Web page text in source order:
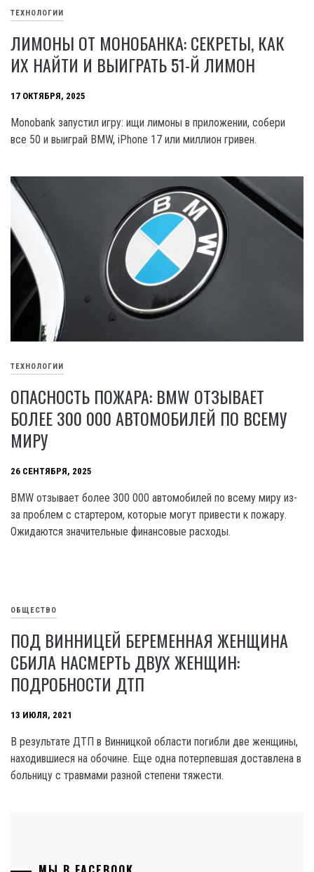
ТЕХНОЛОГИИ
ЛИМОНЫ ОТ МОНОБАНКА: СЕКРЕТЫ, КАК
ИХ НАЙТИ И ВЫИГРАТЬ 51-Й ЛИМОН
17 ОКТЯБРЯ, 2025
Monobank запустил игру: ищи лимоны в приложении, собери
все 50 и выиграй BMW, iPhone 17 или миллион гривен.
ТЕХНОЛОГИИ
ОПАСНОСТЬ ПОЖАРА: BMW ОТЗЫВАЕТ
БОЛЕЕ 300 000 АВТОМОБИЛЕЙ ПО ВСЕМУ
МИРУ
26 СЕНТЯБРЯ, 2025
BMW отзывает более 300 000 автомобилей по всему миру из-
за проблем с стартером, которые могут привести к пожару.
Ожидаются значительные финансовые расходы.
ОБЩЕСТВО
ПОД ВИННИЦЕЙ БЕРЕМЕННАЯ ЖЕНЩИНА
СБИЛА НАСМЕРТЬ ДВУХ ЖЕНЩИН:
ПОДРОБНОСТИ ДТП
13 ИЮЛЯ, 2021
В результате ДТП в Винницкой области погибли две женщины,
находившиеся на обочине. Еще одна потерпевшая доставлена в
больницу с травмами разной степени тяжести.